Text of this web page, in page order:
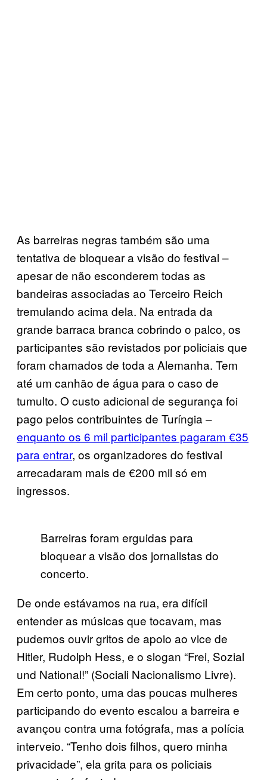
As barreiras negras também são uma
tentativa de bloquear a visão do festival –
apesar de não esconderem todas as
bandeiras associadas ao Terceiro Reich
tremulando acima dela. Na entrada da
grande barraca branca cobrindo o palco, os
participantes são revistados por policiais que
foram chamados de toda a Alemanha. Tem
até um canhão de água para o caso de
tumulto. O custo adicional de segurança foi
pago pelos contribuintes de Turíngia –
enquanto os 6 mil participantes pagaram €35
para entrar, os organizadores do festival
arrecadaram mais de €200 mil só em
ingressos.
Barreiras foram erguidas para
bloquear a visão dos jornalistas do
concerto.
De onde estávamos na rua, era difícil
entender as músicas que tocavam, mas
pudemos ouvir gritos de apoio ao vice de
Hitler, Rudolph Hess, e o slogan “Frei, Sozial
und National!” (Sociali Nacionalismo Livre).
Em certo ponto, uma das poucas mulheres
participando do evento escalou a barreira e
avançou contra uma fotógrafa, mas a polícia
interveio. “Tenho dois filhos, quero minha
privacidade”, ela grita para os policiais